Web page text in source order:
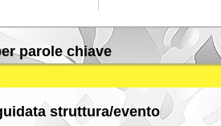
parole chiave
struttura/evento